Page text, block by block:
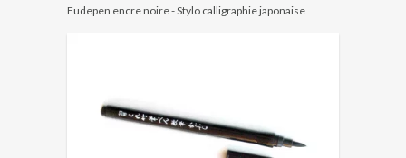
Fudepen encre noire - Stylo calligraphie japonaise